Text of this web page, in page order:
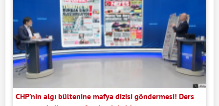
CHP’nin algı bültenine mafya dizisi göndermesi! Ders